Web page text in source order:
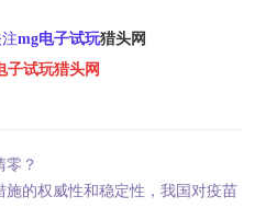
注mg电子试玩猎头网
子试玩猎头网
零？
施的权威性和稳定性，我国对疫苗